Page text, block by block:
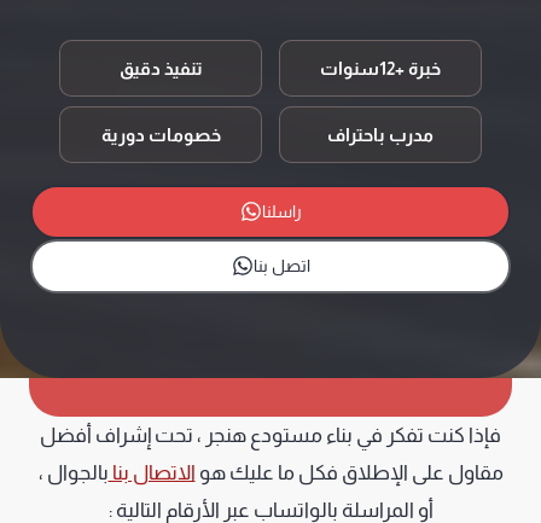
خبرة +12سنوات تنفيذ دقيق
مدرب باحتراف خصومات دورية
راسلنا
اتصل بنا
فإذا كنت تفكر في بناء مستودع هنجر ، تحت إشراف أفضل
مقاول على الإطلاق فكل ما عليك هو الاتصال بنا بالجوال ،
أو المراسلة بالواتساب عبر الأرقام التالية :